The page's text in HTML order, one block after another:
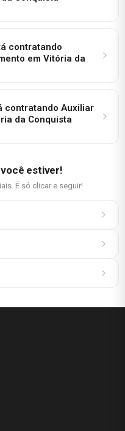
contratando
em Vitória da
contratando Auxiliar
da Conquista
estiver!
É só clicar e seguir!